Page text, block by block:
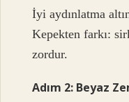
İyi aydınlatma
Kepekten farkı:
zordur.
Adım 2: Beyaz